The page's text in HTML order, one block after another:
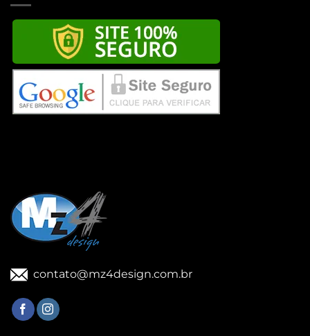
contato@mz4design.com.br